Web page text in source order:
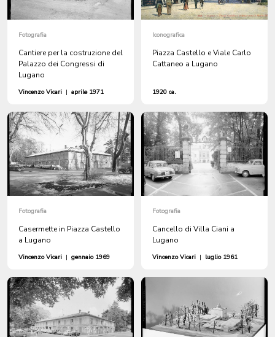
Fotografia
Cantiere per la costruzione del
Palazzo dei Congressi di
Lugano
Vincenzo Vicari | aprile 1971
Iconografica
Piazza Castello e Viale Carlo
Cattaneo a Lugano
1920 ca.
Fotografia
Casermette in Piazza Castello
a Lugano
Vincenzo Vicari | gennaio 1969
Fotografia
Cancello di Villa Ciani a
Lugano
Vincenzo Vicari | luglio 1961